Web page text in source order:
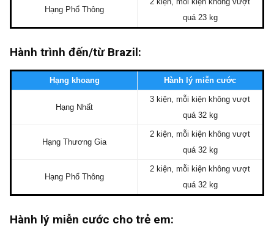
Hạng Phổ Thông
quá 23 kg
Hành trình đến/từ Brazil:
Hạng khoang Hành lý miễn cước
Hạng Nhất
3 kiện, mỗi kiện không vượt
quá 32 kg
Hạng Thương Gia
2 kiện, mỗi kiện không vượt
quá 32 kg
Hạng Phổ Thông
2 kiện, mỗi kiện không vượt
quá 32 kg
Hành lý miễn cước cho trẻ em: